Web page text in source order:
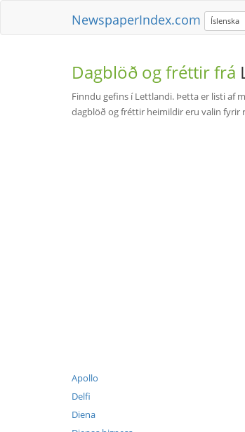
NewspaperIndex.com Íslenska
Dagblöð og fréttir frá
Finndu gefins í Lettlandi. Þetta er listi af
dagblöð og fréttir heimildir eru valin fyrir
Apollo
Delfi
Diena